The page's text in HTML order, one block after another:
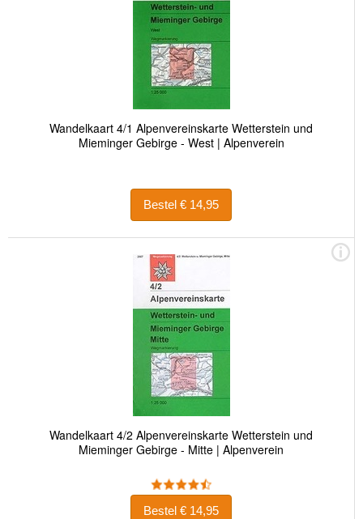
Wandelkaart 4/1 Alpenvereinskarte Wetterstein und
Mieminger Gebirge - West | Alpenverein
Bestel € 14,95
Wandelkaart 4/2 Alpenvereinskarte Wetterstein und
Mieminger Gebirge - Mitte | Alpenverein
Bestel € 14,95